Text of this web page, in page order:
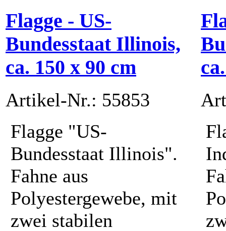
Flagge - US-
Bundesstaat Illinois,
ca. 150 x 90 cm
Artikel-Nr.: 55853
Flagge "US-
Bundesstaat Illinois".
Fahne aus
Polyestergewebe, mit
zwei stabilen